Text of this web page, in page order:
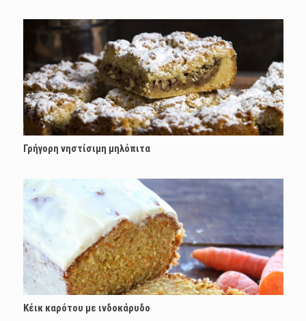
Γρήγορη νηστίσιμη μηλόπιτα
Κέικ καρότου με ινδοκάρυδο